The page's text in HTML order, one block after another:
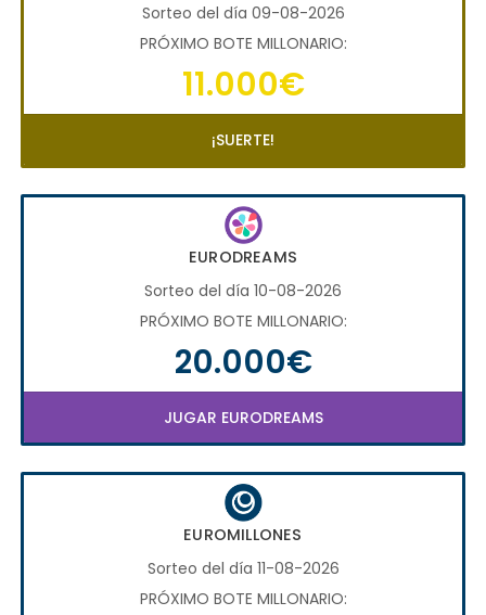
Sorteo del día 09-08-2026
PRÓXIMO BOTE MILLONARIO:
11.000€
¡SUERTE!
EURODREAMS
Sorteo del día 10-08-2026
PRÓXIMO BOTE MILLONARIO:
20.000€
JUGAR EURODREAMS
EUROMILLONES
Sorteo del día 11-08-2026
PRÓXIMO BOTE MILLONARIO: